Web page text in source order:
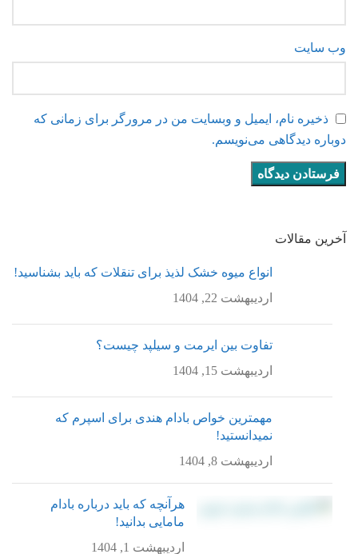
وب‌ سایت
ذخیره نام، ایمیل و وبسایت من در مرورگر برای زمانی که
دوباره دیدگاهی می‌نویسم.
آخرین مقالات
انواع میوه خشک لذیذ برای تنقلات که باید بشناسید!
اردیبهشت 22, 1404
تفاوت بین ایرمت و سیلپد چیست؟
اردیبهشت 15, 1404
مهمترین خواص بادام هندی برای اسپرم که
نمیدانستید!
اردیبهشت 8, 1404
هرآنچه که باید درباره بادام
مامایی بدانید!
اردیبهشت 1, 1404